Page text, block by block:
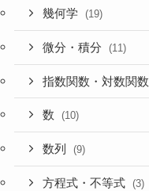
幾何学 (19)
微分・積分 (11)
指数関数・対数関数
数 (10)
数列 (9)
方程式・不等式 (3)